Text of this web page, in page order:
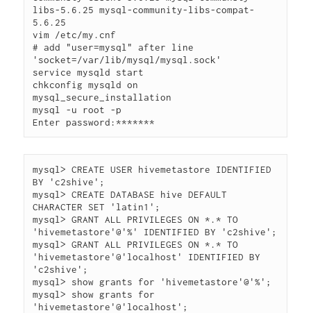
libs-5.6.25 mysql-community-libs-compat-
5.6.25
vim /etc/my.cnf
# add "user=mysql" after line
'socket=/var/lib/mysql/mysql.sock'
service mysqld start
chkconfig mysqld on
mysql_secure_installation
mysql -u root -p
mysql> CREATE USER hivemetastore IDENTIFIED
BY 'c2shive';
mysql> CREATE DATABASE hive DEFAULT
CHARACTER SET 'latin1';
mysql> GRANT ALL PRIVILEGES ON *.* TO
'hivemetastore'@'%' IDENTIFIED BY 'c2shive';
mysql> GRANT ALL PRIVILEGES ON *.* TO
'hivemetastore'@'localhost' IDENTIFIED BY
'c2shive';
mysql> show grants for 'hivemetastore'@'%';
mysql> show grants for
'hivemetastore'@'localhost';